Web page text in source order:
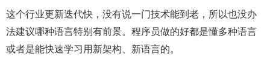
这个行业更新迭代快，没有说一门技术能到老，所以也没办
法建议哪种语言特别有前景。程序员做的好都是懂多种语言
或者是能快速学习用新架构、新语言的。